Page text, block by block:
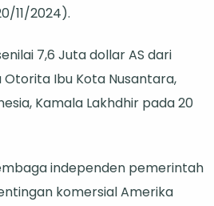
11/2024).
7,6 Juta dollar AS dari
Ibu Kota Nusantara,
Kamala Lakhdhir pada 20
independen pemerintah
komersial Amerika